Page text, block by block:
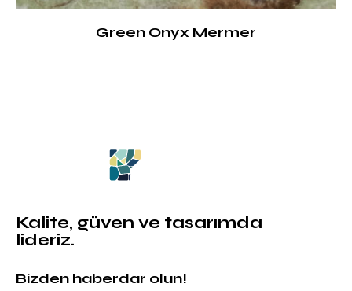
Green Onyx Mermer
Kalite, güven ve tasarımda
lideriz.
Bizden haberdar olun!